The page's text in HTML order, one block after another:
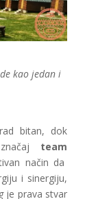
kao jedan i
bitan, dok
team
način da
i sinergiju,
je prava stvar